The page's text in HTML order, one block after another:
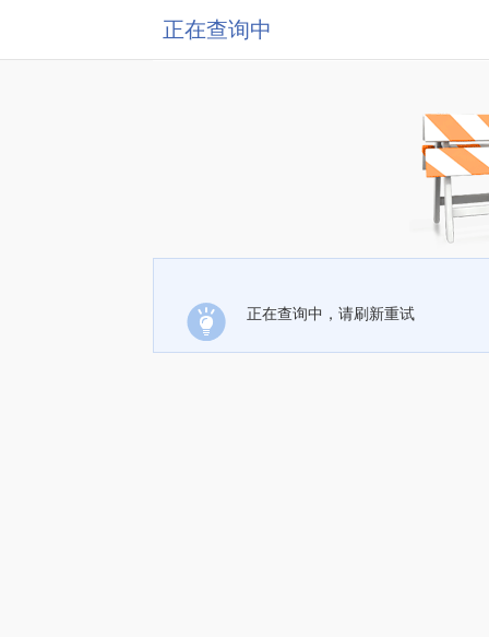
正在查询中
正在查询中，请刷新重试